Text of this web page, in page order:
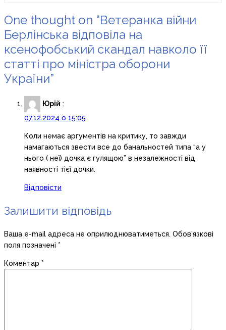
One thought on “Ветеранка війни
Берлінська відповіла на
ксенофобський скандал навколо її
статті про міністра оборони
України”
Юрій :
07.12.2024 о 15:05
Коли немає аргументів на критику, то завжди
намагаються звести все до банальностей типа “а у
нього ( неї) дочка є гулящою” в незалежності від
наявності тієї дочки.
Відповісти
Залишити відповідь
Ваша e-mail адреса не оприлюднюватиметься. Обов’язкові
поля позначені *
Коментар *